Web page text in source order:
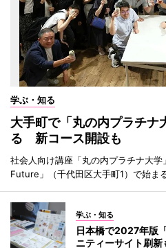
学ぶ・知る
大手町で「丸の内プラチナ
る 新コース開設も
社会人向け講座「丸の内プラチナ大
Future」（千代田区大手町1）で始まる
学ぶ・知る
日本橋で2027年版
ニティーサイト刷新